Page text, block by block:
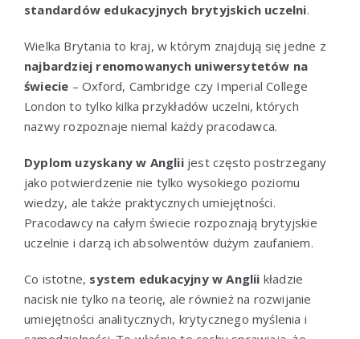
standardów edukacyjnych brytyjskich uczelni.
Wielka Brytania to kraj, w którym znajdują się jedne z
najbardziej renomowanych uniwersytetów na
świecie – Oxford, Cambridge czy Imperial College
London to tylko kilka przykładów uczelni, których
nazwy rozpoznaje niemal każdy pracodawca.
Dyplom uzyskany w Angliijest często postrzegany
jako potwierdzenie nie tylko wysokiego poziomu
wiedzy, ale także praktycznych umiejętności.
Pracodawcy na całym świecie rozpoznają brytyjskie
uczelnie i darzą ich absolwentów dużym zaufaniem.
Co istotne, system edukacyjny w Anglii kładzie
nacisk nie tylko na teorię, ale również na rozwijanie
umiejętności analitycznych, krytycznego myślenia i